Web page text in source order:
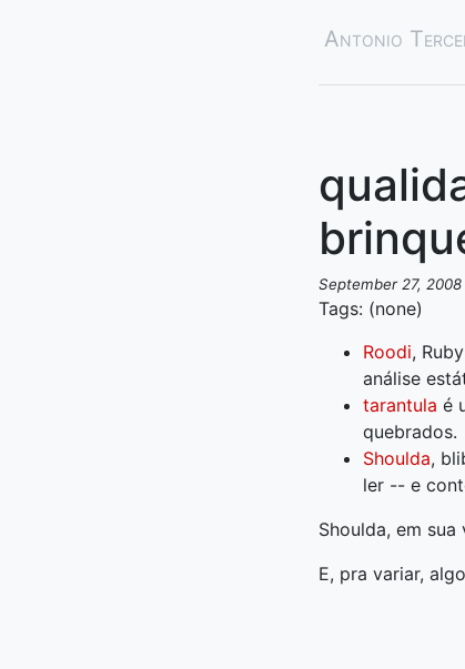
Antonio
September 27, 2008
Tags: (none)
Roodi,
análise
tarantula é
quebrados.
Shoulda,
ler -- e
Shoulda, em
E, pra variar,